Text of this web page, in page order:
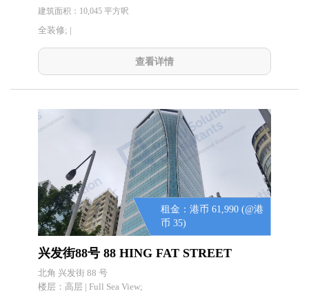
建筑面积：10,045 平方呎
全装修; |
查看详情
租金：港币 61,990 (@港
币 35)
兴发街88号 88 HING FAT STREET
北角 兴发街 88 号
楼层： 高层 | Full Sea View;